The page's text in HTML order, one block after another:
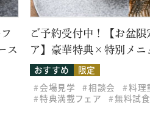
ス
ご予約受付中！【お盆限
ア】豪華特典×特別メ
おすすめ
限定
会場見学
相談会
料理
特典満載フェア
無料試食